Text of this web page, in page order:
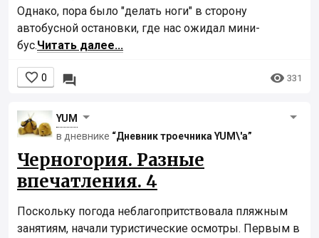
Однако, пора было "делать ноги" в сторону
автобусной остановки, где нас ожидал мини-
бус.Читать далее...
 0   331
YUM
в дневнике “Дневник троечника YUM\'а”
Черногория. Разные
впечатления. 4
Поскольку погода неблагопритствовала пляжным
занятиям, начали туристические осмотры. Первым в